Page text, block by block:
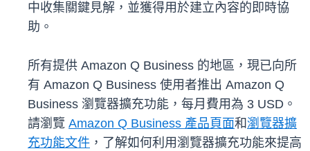
中收集關鍵見解，並獲得用於建立內容的即時協
助。
所有提供 Amazon Q Business 的地區，現已向所
有 Amazon Q Business 使用者推出 Amazon Q
Business 瀏覽器擴充功能，每月費用為 3 USD。
請瀏覽 Amazon Q Business 產品頁面和瀏覽器擴
充功能文件 ，了解如何利用瀏覽器擴充功能來提高